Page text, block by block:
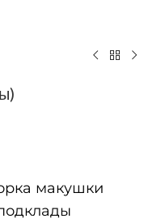
макушки